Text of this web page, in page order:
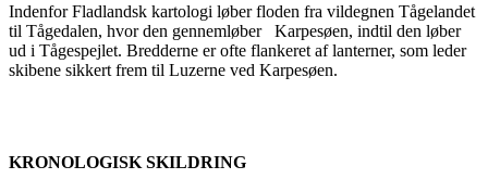
Indenfor Fladlandsk kartologi løber floden fra vildegnen Tågelandet
til Tågedalen, hvor den gennemløber Karpesøen, indtil den løber
ud i Tågespejlet. Bredderne er ofte flankeret af lanterner, som leder
skibene sikkert frem til Luzerne ved Karpesøen.
KRONOLOGISK SKILDRING